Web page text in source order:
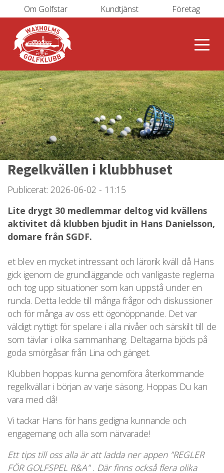
Om Golfstar Kundtjänst Företag
Regelkvällen i klubbhuset
Publicerat: 2026-06-02 - 11:15
Lite drygt 30 medlemmar deltog vid kvällens
aktivitet då klubben bjudit in Hans Danielsson,
domare från SGDF.
et blev en mycket intressant och lärorik kväll då Hans
gick igenom de grundläggande och vanligaste reglerna
och tog upp situationer som kan uppstå under en
runda. Detta ledde till många frågor och diskussioner
och för många av oss ett ögonöppnande. Det var
väldigt nyttigt för spelare i alla nivåer och särskilt till de
som tävlar i olika sammanhang. Deltagarna bjöds på
goda smörgåsar från Lina och gänget.
Klubben hoppas kunna genomföra återkommande
regelkvällar i början av varje säsong. Hoppas Du kan
vara med då!
Vi tackar Hans för hans gedigna kunnande och
engagemang och alla som närvarade!
Ett tips till oss alla är att ladda ner appen "REGLER
FÖR GOLFSPEL R&A" . Där finns också flera olika